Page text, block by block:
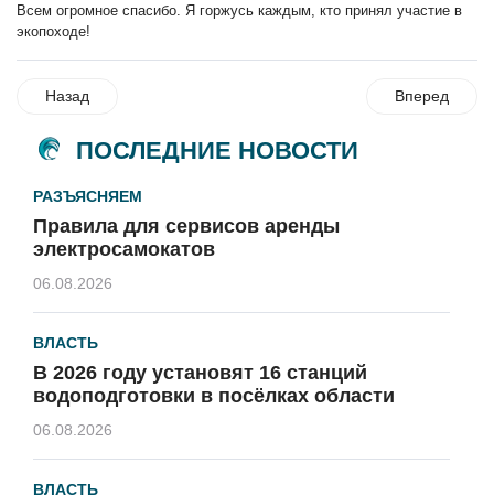
Всем огромное спасибо. Я горжусь каждым, кто принял участие в
экопоходе!
Назад Вперед
ПОСЛЕДНИЕ НОВОСТИ
РАЗЪЯСНЯЕМ
Правила для сервисов аренды
электросамокатов
06.08.2026
ВЛАСТЬ
В 2026 году установят 16 станций
водоподготовки в посёлках области
06.08.2026
ВЛАСТЬ